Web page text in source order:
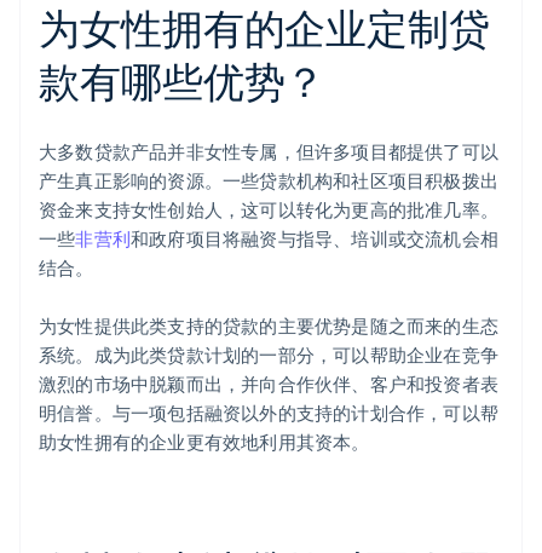
为女性拥有的企业定制贷
款有哪些优势？
大多数贷款产品并非女性专属，但许多项目都提供了可以
产生真正影响的资源。一些贷款机构和社区项目积极拨出
资金来支持女性创始人，这可以转化为更高的批准几率。
一些非营利和政府项目将融资与指导、培训或交流机会相
结合。
为女性提供此类支持的贷款的主要优势是随之而来的生态
系统。成为此类贷款计划的一部分，可以帮助企业在竞争
激烈的市场中脱颖而出，并向合作伙伴、客户和投资者表
明信誉。与一项包括融资以外的支持的计划合作，可以帮
助女性拥有的企业更有效地利用其资本。